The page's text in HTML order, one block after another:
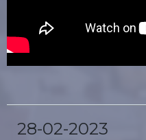
28-02-2023